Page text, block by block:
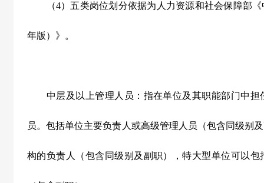
（4）五类岗位划分依据为人力资源和社会保障部
年版）》。
中层及以上管理人员：指在单位及其职能部门中担
员。包括单位主要负责人或高级管理人员（包含同级别
构的负责人（包含同级别及副职），特大型单位可以